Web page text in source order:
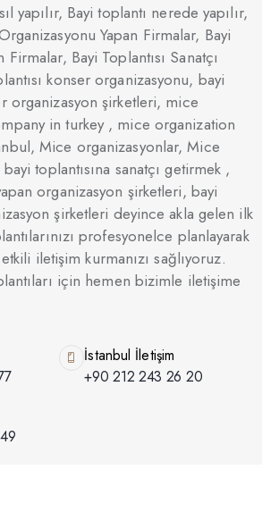
yapılır, Bayi toplantı nerede yapılır,
Yapan Firmalar, Bayi
Firmalar, Bayi Toplantısı Sanatçı
konser organizasyonu, bayi
organizasyon şirketleri, mice
in turkey , mice organization
Mice organizasyonlar, Mice
toplantısına sanatçı getirmek ,
organizasyon şirketleri, bayi
şirketleri deyince akla gelen ilk
profesyonelce planlayarak
iletişim kurmanızı sağlıyoruz.
için hemen bizimle iletişime
İstanbul İletişim
+90 212 243 26 20